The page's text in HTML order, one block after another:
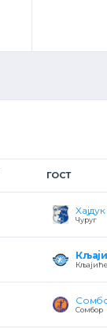
ГОСТ
Хајдук
Чуруг
Сомбор